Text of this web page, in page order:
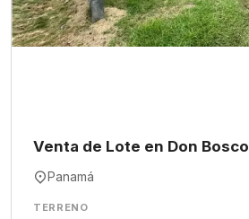
Venta de Lote en Don Bosco
Panamá
TERRENO